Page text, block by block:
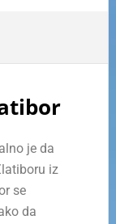
je da
iz
se
da